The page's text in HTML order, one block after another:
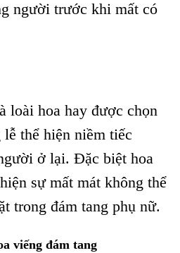
người trước khi mất có
loài hoa hay được chọn
thể hiện niềm tiếc
ở lại. Đặc biệt hoa
sự mất mát không thể
trong đám tang phụ nữ.
viếng đám tang